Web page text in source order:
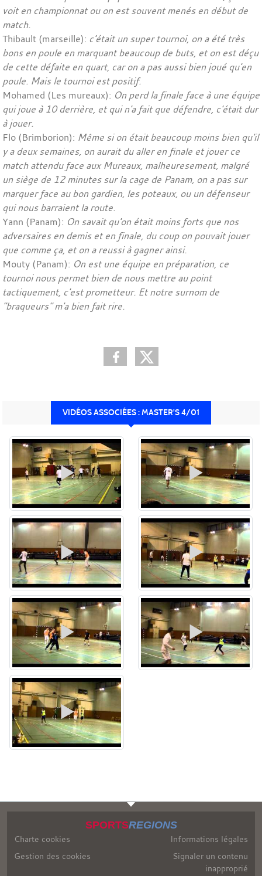
voit en championnat ou on est souvent menés en début de
match.
Thibault (marseille): c'était un super tournoi, on a été très
bons en poule en marquant beaucoup de buts, et on est déçu
de cette défaite en quart, car on a pas aussi bien joué qu'en
poule. Mais le tournoi est positif.
Mohamed (Les mureaux): On perd la finale face à une équipe
qui joue à 10 derrière, et qui n'a fait que défendre, c'était dur
à jouer.
Flo (Brimborion): Même si on était beaucoup moins bien qu'il
y a deux semaines, on aurait du aller en finale et jouer ce
match attendu face aux Mureaux, malheuresement, malgré
un siège de 12 minutes sur la cage de Panam, on a pas sur
marquer face au bon gardien, les poteaux, ou un défenseur
qui nous barraient la route.
Yann (Panam): On savait qu'on était moins forts que nos
adversaires en demis et en finale, du coup on pouvait jouer
que comme ça, et on a reussi à gagner ainsi.
Mouty (Panam): On est une équipe en préparation, ce
tournoi nous permet bien de nous mettre au point
tactiquement, c'est prometteur. Et notre surnom de
"braqueurs" m'a bien fait rire.
VIDÉOS ASSOCIÉES : MASTER'S 4/01
SPORTSREGIONS
Charte cookies
Gestion des cookies
Informations légales
Signaler un contenu
inapproprié